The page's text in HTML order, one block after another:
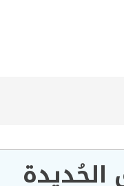
الحُديدة